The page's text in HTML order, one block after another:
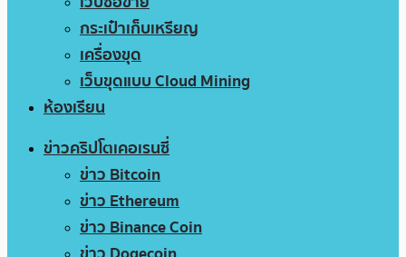
กระเป๋าเก็บเหรียญ
เครื่องขุด
เว็บขุดแบบ Cloud Mining
ห้องเรียน
ข่าวคริปโตเคอเรนซี่
ข่าว Bitcoin
ข่าว Ethereum
ข่าว Binance Coin